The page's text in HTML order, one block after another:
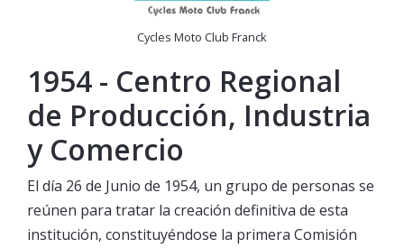
Cycles Moto Club Franck
1954 - Centro Regional
de Producción, Industria
y Comercio
El día 26 de Junio de 1954, un grupo de personas se
reúnen para tratar la creación definitiva de esta
institución, constituyéndose la primera Comisión